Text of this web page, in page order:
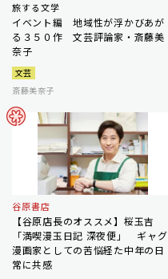
旅する文学
イベント編 地域性が浮かびあが
る３５０作 文芸評論家・斎藤美
奈子
文芸
斎藤美奈子
谷原書店
【谷原店長のオススメ】桜玉吉
「満喫漫玉日記 深夜便」 ギャグ
漫画家としての苦悩経た中年の日
常に共感